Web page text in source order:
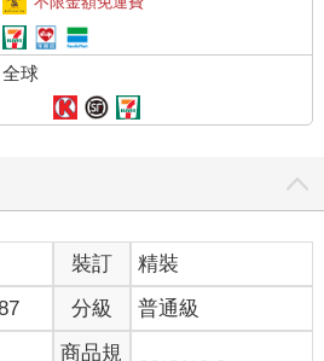
球
裝訂
精裝
分級 普通級
商品規